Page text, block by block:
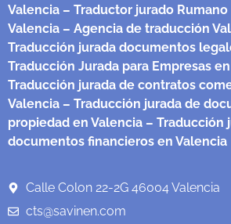
Valencia – Traductor jurado Rumano
Valencia – Agencia de traducción
Traducción jurada documentos
Traducción Jurada para Empresas
Traducción jurada de contratos
Valencia – Traducción jurada de
propiedad en Valencia – Traducción
documentos financieros en Valencia
Calle Colon 22-2G 46004 Valencia
cts@savinen.com